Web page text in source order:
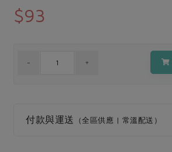
優惠專區
高麗菜海鮮煎餅
地區活動
$93
付款與運送 （全區供應 | 常溫配送）